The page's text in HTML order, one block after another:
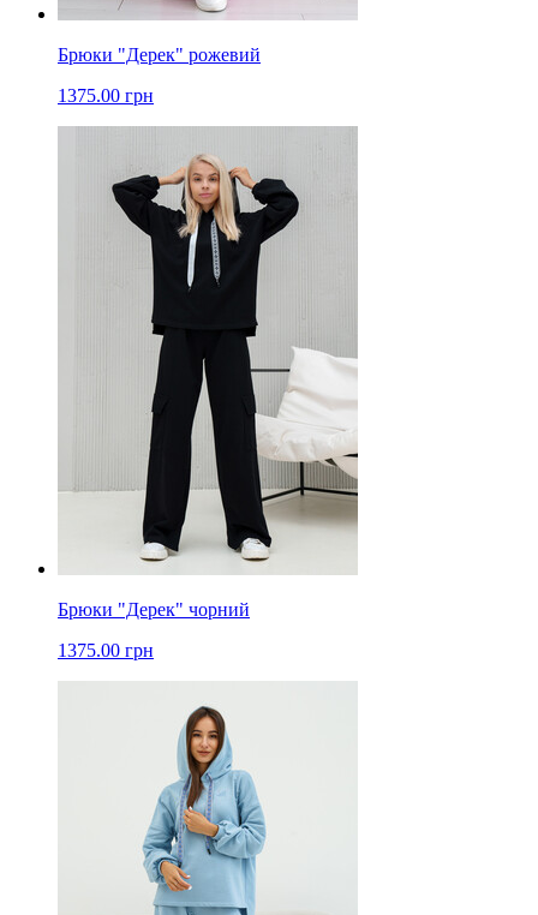
Брюки "Дерек" рожевий
1375.00 грн
Брюки "Дерек" чорний
1375.00 грн